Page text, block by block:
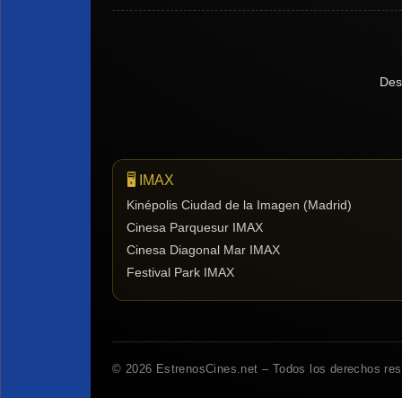
🖥️ IMAX
Kinépolis Ciudad de la Imagen (Madrid)
Cinesa Parquesur IMAX
Cinesa Diagonal Mar IMAX
Festival Park IMAX
© 2026 EstrenosCines.net – Todos los derechos